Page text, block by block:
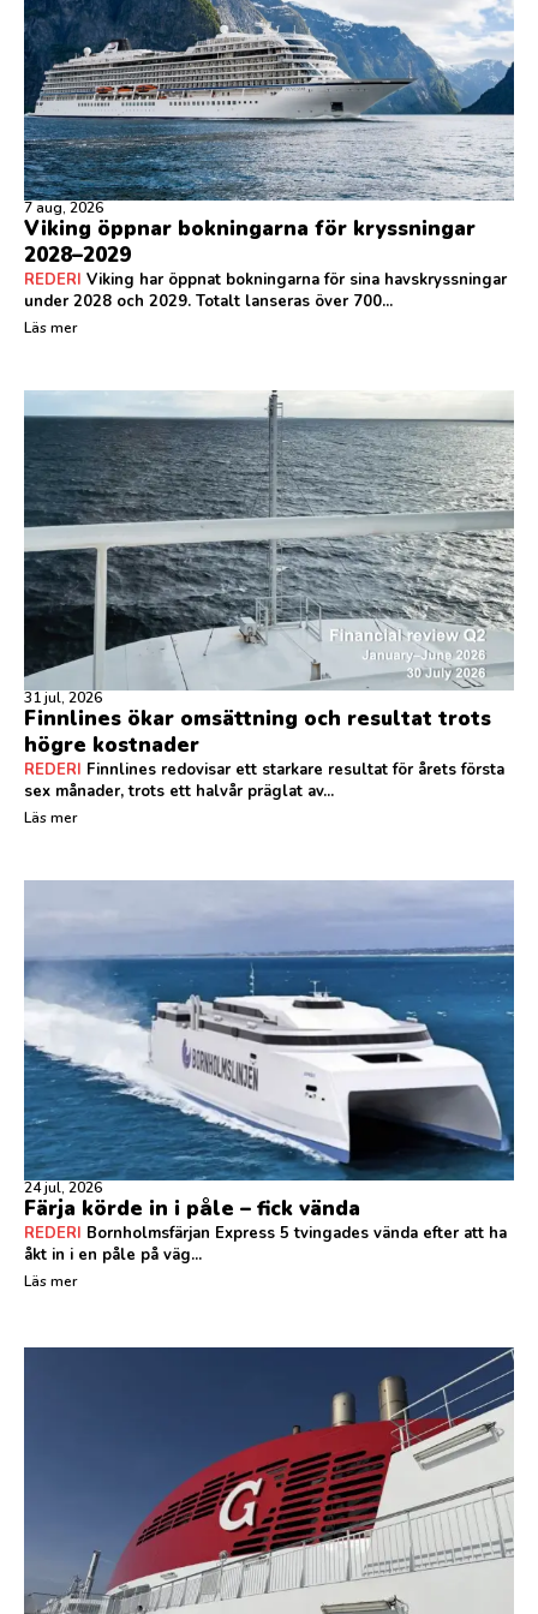
7 aug, 2026
Viking öppnar bokningarna för kryssningar
2028–2029
REDERI Viking har öppnat bokningarna för sina havskryssningar
under 2028 och 2029. Totalt lanseras över 700...
Läs mer
31 jul, 2026
Finnlines ökar omsättning och resultat trots
högre kostnader
REDERI Finnlines redovisar ett starkare resultat för årets första
sex månader, trots ett halvår präglat av...
Läs mer
24 jul, 2026
Färja körde in i påle – fick vända
REDERI Bornholmsfärjan Express 5 tvingades vända efter att ha
åkt in i en påle på väg...
Läs mer